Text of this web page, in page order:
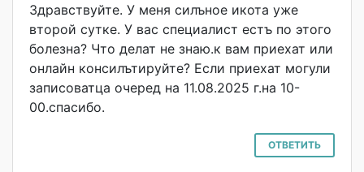
Здравствуйте. У меня силъное икота уже
второй сутке. У вас специалист естъ по этого
болезна? Что делат не знаю.к вам приехат или
онлайн консилътируйте? Если приехат могули
записоватца очеред на 11.08.2025 г.на 10-
00.спасибо.
ОТВЕТИТЬ